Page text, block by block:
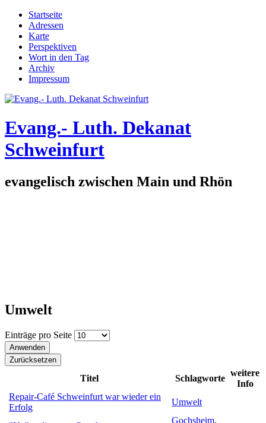
Direkt zum Inhalt
Hauptmenü
Startseite
Adressen
Karte
Perspektiven
Wort in den Tag
Archiv
Impressum
Evang.- Luth. Dekanat
Schweinfurt
evangelisch zwischen Main und Rhön
Umwelt
Einträge pro Seite
Titel Schlagworte
weitere
Info
Repair-Café Schweinfurt war wieder ein
Erfolg
Umwelt
Gochsheim,